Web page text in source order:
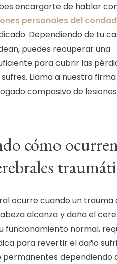
encargarte de hablar
personales del
Dependiendo de tu
puedes recuperar una
para cubrir las
Llama a nuestra
compasivo de lesiones
cómo
ocurre cuando un trauma
alcanza y daña el
funcionamiento normal,
para revertir el daño
dependiendo